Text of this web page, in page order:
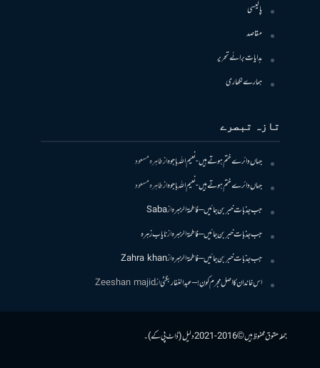
پالیسی
مقاصد
ہدایات برائے تحریر
ہمارے لکھاری
تازہ تبصرے
جہاں دائرے ختم ہوتے ہیں- نعیم اللہ باجوہازطاہرہ مسعود
جہاں دائرے ختم ہوتے ہیں- نعیم اللہ باجوہازطاہرہ مسعود
جب جذبات خبر بن جائیں – فاطمۃالزہرہازSaba
جب جذبات خبر بن جائیں – فاطمۃالزہرہازنایاب زہرہ
جب جذبات خبر بن جائیں – فاطمۃالزہرہازZahra khan
اس خاندان کا اصل مجرم کون! – عبدالغفار بگٹیازZeeshan majid
جملہ حقوق محفوظ ہیں © 2016-2021 دلیل (ڈاٹ پی کے)۔